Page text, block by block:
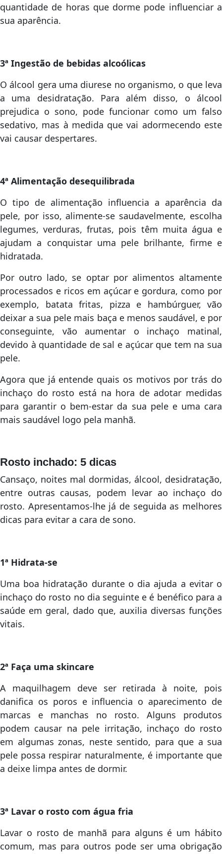
quantidade de horas que dorme pode influenciar a
sua aparência.
3ª Ingestão de bebidas alcoólicas
O álcool gera uma diurese no organismo, o que leva
a uma desidratação. Para além disso, o álcool
prejudica o sono, pode funcionar como um falso
sedativo, mas à medida que vai adormecendo este
vai causar despertares.
4ª Alimentação desequilibrada
O tipo de alimentação influencia a aparência da
pele, por isso, alimente-se saudavelmente, escolha
legumes, verduras, frutas, pois têm muita água e
ajudam a conquistar uma pele brilhante, firme e
hidratada.
Por outro lado, se optar por alimentos altamente
processados e ricos em açúcar e gordura, como por
exemplo, batata fritas, pizza e hambúrguer, vão
deixar a sua pele mais baça e menos saudável, e por
conseguinte, vão aumentar o inchaço matinal,
devido à quantidade de sal e açúcar que tem na sua
pele.
Agora que já entende quais os motivos por trás do
inchaço do rosto está na hora de adotar medidas
para garantir o bem-estar da sua pele e uma cara
mais saudável logo pela manhã.
Rosto inchado: 5 dicas
Cansaço, noites mal dormidas, álcool, desidratação,
entre outras causas, podem levar ao inchaço do
rosto. Apresentamos-lhe já de seguida as melhores
dicas para evitar a cara de sono.
1ª Hidrata-se
Uma boa hidratação durante o dia ajuda a evitar o
inchaço do rosto no dia seguinte e é benéfico para a
saúde em geral, dado que, auxilia diversas funções
vitais.
2ª Faça uma skincare
A maquilhagem deve ser retirada à noite, pois
danifica os poros e influencia o aparecimento de
marcas e manchas no rosto. Alguns produtos
podem causar na pele irritação, inchaço do rosto
em algumas zonas, neste sentido, para que a sua
pele possa respirar naturalmente, é importante que
a deixe limpa antes de dormir.
3ª Lavar o rosto com água fria
Lavar o rosto de manhã para alguns é um hábito
comum, mas para outros pode ser uma obrigação